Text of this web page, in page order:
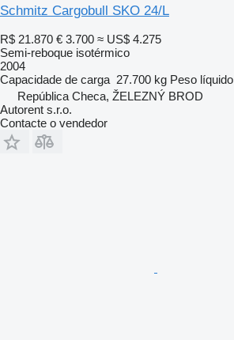
Schmitz Cargobull SKO 24/L
R$ 21.870 € 3.700 ≈ US$ 4.275
Semi-reboque isotérmico
2004
Capacidade de carga 27.700 kg Peso líquido
República Checa, ŽELEZNÝ BROD
Autorent s.r.o.
Contacte o vendedor